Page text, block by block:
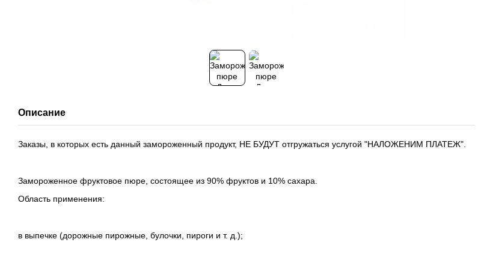
Описание
Заказы, в которых есть данный замороженный продукт, НЕ БУДУТ отгружаться услугой "НАЛОЖЕНИМ ПЛАТЕЖ".
Замороженное фруктовое пюре, состоящее из 90% фруктов и 10% сахара.
Область применения:
в выпечке (дорожные пирожные, булочки, пироги и т. д.);